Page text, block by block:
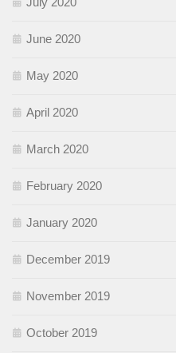
June 2020
May 2020
April 2020
March 2020
February 2020
January 2020
December 2019
November 2019
October 2019